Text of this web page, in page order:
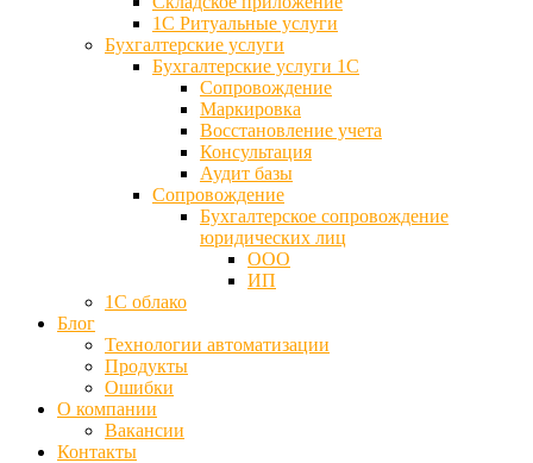
1С Ритуальные услуги
Бухгалтерские услуги
Бухгалтерские услуги 1С
Сопровождение
Маркировка
Восстановление учета
Консультация
Аудит базы
Cопровождение
Бухгалтерское сопровождение
юридических лиц
ООО
ИП
1С облако
Блог
Технологии автоматизации
Продукты
Ошибки
О компании
Вакансии
Контакты